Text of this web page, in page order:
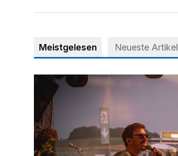
Meistgelesen Neueste Artikel
Mehr als nur ein Festival